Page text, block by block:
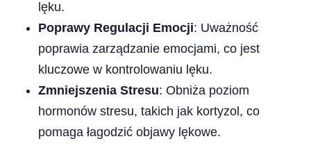
lęku.
Poprawy Regulacji Emocji: Uważność
poprawia zarządzanie emocjami, co jest
kluczowe w kontrolowaniu lęku.
Zmniejszenia Stresu: Obniża poziom
hormonów stresu, takich jak kortyzol, co
pomaga łagodzić objawy lękowe.